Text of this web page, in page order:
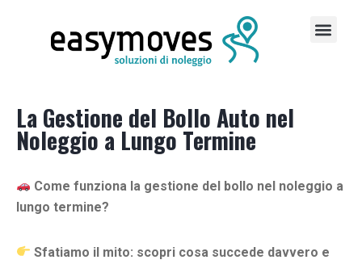
La Gestione del Bollo Auto nel
Noleggio a Lungo Termine
Come funziona la gestione del bollo nel noleggio a
lungo termine?
Sfatiamo il mito: scopri cosa succede davvero e